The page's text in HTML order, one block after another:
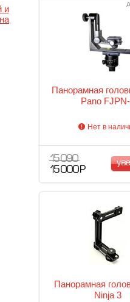
Панорамная
Pano
Нет в
15 090
15 000 Р
Панорамная
Ninja 3